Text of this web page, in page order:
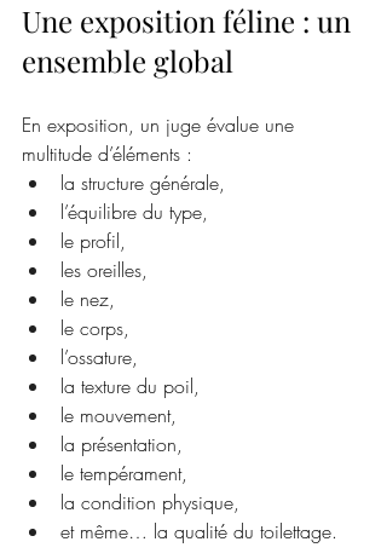
Une exposition féline : un
ensemble global
En exposition, un juge évalue une
multitude d’éléments :
la structure générale,
l’équilibre du type,
le profil,
les oreilles,
le nez,
le corps,
l’ossature,
la texture du poil,
le mouvement,
la présentation,
le tempérament,
la condition physique,
et même… la qualité du toilettage.